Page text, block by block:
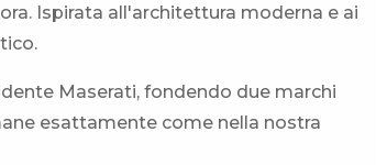
Ispirata all'architettura moderna e ai
Maserati, fondendo due marchi
esattamente come nella nostra